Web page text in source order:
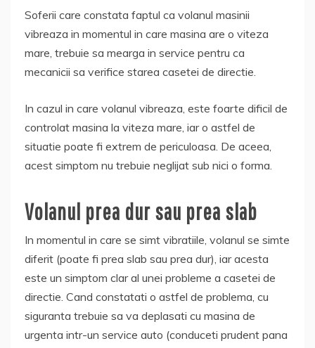
Soferii care constata faptul ca volanul masinii
vibreaza in momentul in care masina are o viteza
mare, trebuie sa mearga in service pentru ca
mecanicii sa verifice starea casetei de directie.
In cazul in care volanul vibreaza, este foarte dificil de
controlat masina la viteza mare, iar o astfel de
situatie poate fi extrem de periculoasa. De aceea,
acest simptom nu trebuie neglijat sub nici o forma.
Volanul prea dur sau prea slab
In momentul in care se simt vibratiile, volanul se simte
diferit (poate fi prea slab sau prea dur), iar acesta
este un simptom clar al unei probleme a casetei de
directie. Cand constatati o astfel de problema, cu
siguranta trebuie sa va deplasati cu masina de
urgenta intr-un service auto (conduceti prudent pana